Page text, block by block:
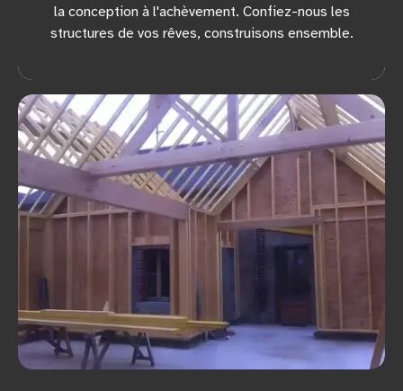
la conception à l'achèvement. Confiez-nous les
structures de vos rêves, construisons ensemble.